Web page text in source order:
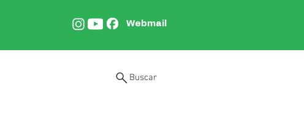
Webmail
Buscar